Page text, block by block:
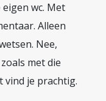
wc. Met
Alleen
Nee,
met die
vind je prachtig.